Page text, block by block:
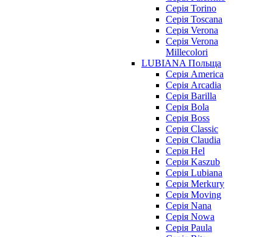
Серія Torino
Серія Toscana
Серія Verona
Серія Verona
Millecolori
LUBIANA Польща
Серія America
Серія Arcadia
Серія Barilla
Серія Bola
Серія Boss
Серія Classic
Серія Claudia
Серія Hel
Серія Kaszub
Серія Lubiana
Серія Merkury
Серія Moving
Серія Nana
Серія Nowa
Серія Paula